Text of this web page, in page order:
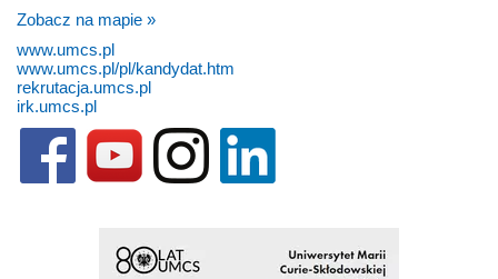
Zobacz na mapie »
www.umcs.pl
www.umcs.pl/pl/kandydat.htm
rekrutacja.umcs.pl
irk.umcs.pl